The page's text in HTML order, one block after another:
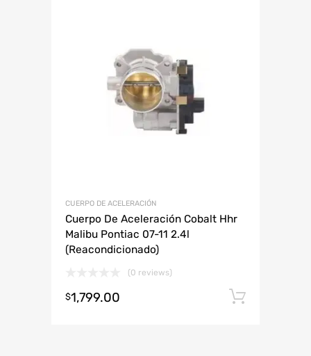
CUERPO DE ACELERACIÓN
Cuerpo De Aceleración Cobalt Hhr
Malibu Pontiac 07-11 2.4l
(Reacondicionado)
(0 reviews)
$1,799.00